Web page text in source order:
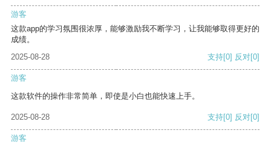
游客
这款app的学习氛围很浓厚，能够激励我不断学习，让我能够取得更好的
成绩。
2025-08-28
支持[0] 反对[0]
游客
这款软件的操作非常简单，即使是小白也能快速上手。
2025-08-28 支持[0] 反对[0]
游客